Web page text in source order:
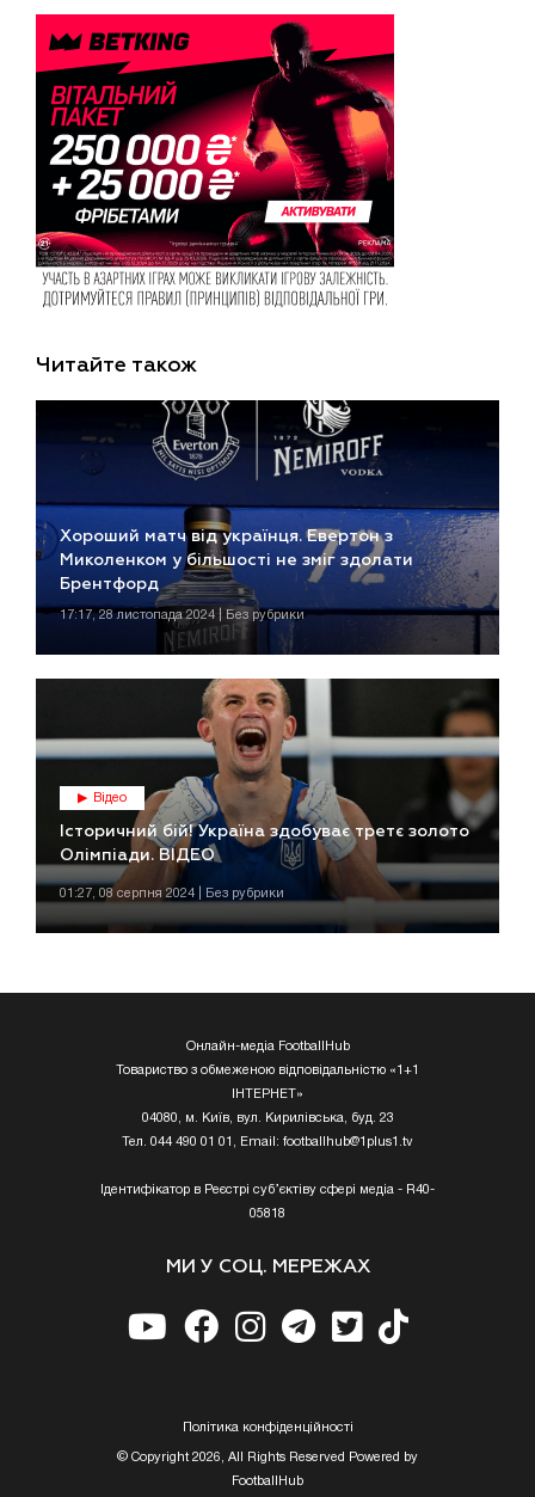
Читайте також
Хороший матч від українця. Евертон з
Миколенком у більшості не зміг здолати
Брентфорд
17:17, 28 листопада 2024 | Без рубрики
Відео
Історичний бій! Україна здобуває третє золото
Олімпіади. ВІДЕО
01:27, 08 серпня 2024 | Без рубрики
Онлайн-медіа FootballHub
Товариство з обмеженою відповідальністю «1+1
ІНТЕРНЕТ»
04080, м. Київ, вул. Кирилівська, буд. 23
Тел. 044 490 01 01, Email: footballhub@1plus1.tv
Ідентифікатор в Реєстрі суб’єктіву сфері медіа - R40-
05818
МИ У СОЦ. МЕРЕЖАХ
Полiтика конфiденцiйностi
© Copyright 2026, All Rights Reserved Powered by
FootballHub